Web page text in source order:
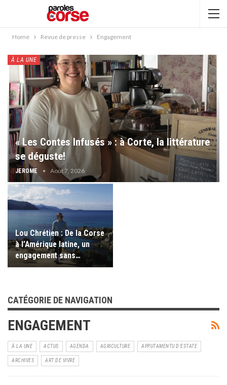
Home Revue de presse Engagement
À LA UNE
« Les Contes Infusés » : à Corte, la littérature
se déguste!
JEROME Août 7, 2026
Lou Chrétien : De la Corse
à l’Amérique latine, un
engagement sans…
CATÉGORIE DE NAVIGATION
ENGAGEMENT
À LA UNE ACTUS AGENDA AGRICULTURE APPUTAMENTU D'ESTATE
ARCHIVES ART DE VIVRE